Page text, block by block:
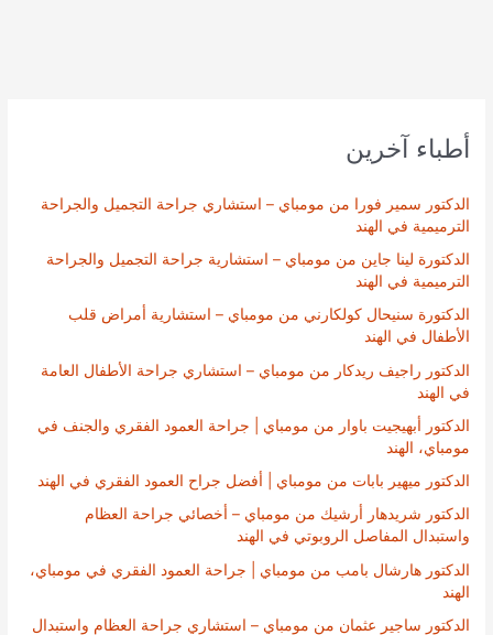
أطباء آخرين
الدكتور سمير فورا من مومباي – استشاري جراحة التجميل والجراحة
الترميمية في الهند
الدكتورة لينا جاين من مومباي – استشارية جراحة التجميل والجراحة
الترميمية في الهند
الدكتورة سنيحال كولكارني من مومباي – استشارية أمراض قلب
الأطفال في الهند
الدكتور راجيف ريدكار من مومباي – استشاري جراحة الأطفال العامة
في الهند
الدكتور أبهيجيت باوار من مومباي | جراحة العمود الفقري والجنف في
مومباي، الهند
الدكتور ميهير بابات من مومباي | أفضل جراح العمود الفقري في الهند
الدكتور شريدهار أرشيك من مومباي – أخصائي جراحة العظام
واستبدال المفاصل الروبوتي في الهند
الدكتور هارشال بامب من مومباي | جراحة العمود الفقري في مومباي،
الهند
الدكتور ساجير عثمان من مومباي – استشاري جراحة العظام واستبدال